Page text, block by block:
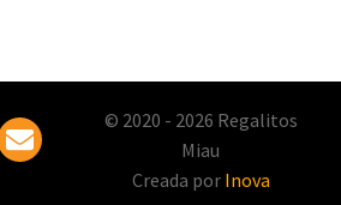
© 2020 - 2026 Regalitos
Miau
Creada por Inova